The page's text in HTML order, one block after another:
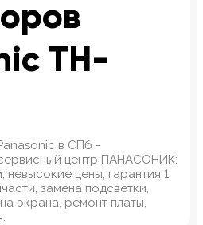
TH-
в СПб -
центр ПАНАСОНИК:
цены, гарантия 1
замена подсветки,
экрана, ремонт платы,